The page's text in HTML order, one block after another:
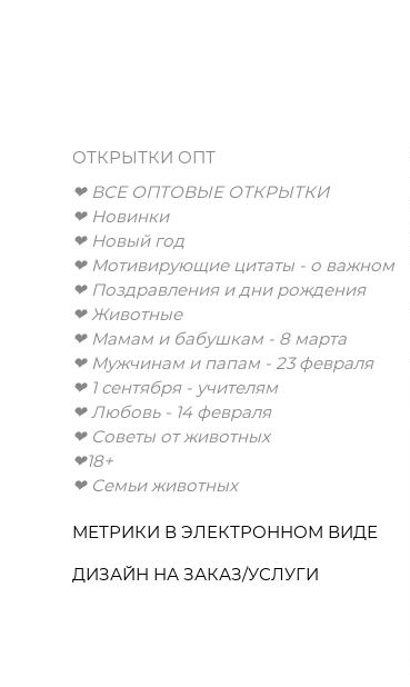
ОТКРЫТКИ ОПТ
❤︎ ВСЕ ОПТОВЫЕ ОТКРЫТКИ
❤︎ Новинки
❤︎ Новый год
❤︎ Мотивирующие цитаты - о важном
❤︎ Поздравления и дни рождения
❤︎ Животные
❤︎ Мамам и бабушкам - 8 марта
❤︎ Мужчинам и папам - 23 февраля
❤︎ 1 сентября - учителям
❤︎ Любовь - 14 февраля
❤︎ Советы от животных
❤︎18+
❤︎ Семьи животных
МЕТРИКИ В ЭЛЕКТРОННОМ ВИДЕ
ДИЗАЙН НА ЗАКАЗ/УСЛУГИ